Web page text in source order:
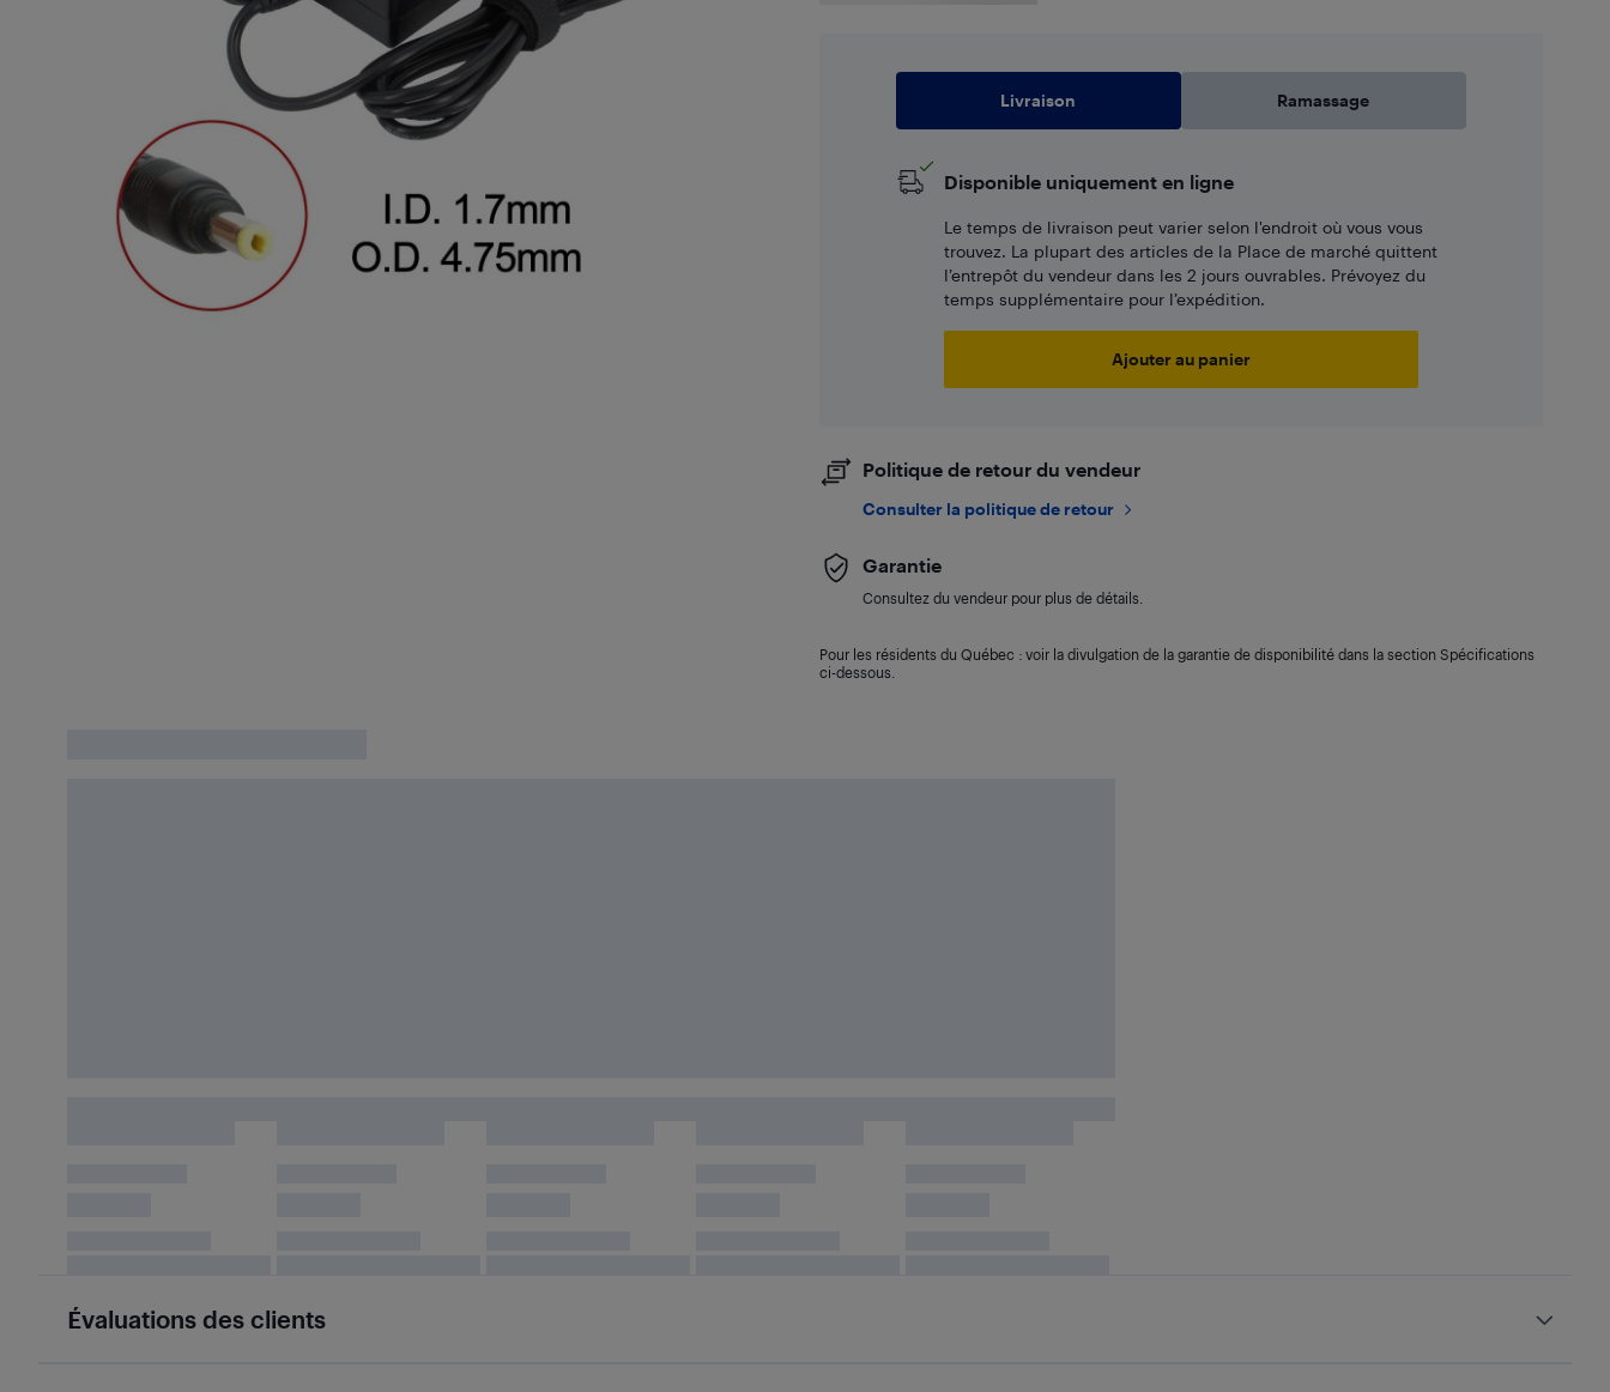
Livraison Ramassage
Disponible uniquement en ligne
Le temps de livraison peut varier selon l'endroit où vous vous
trouvez. La plupart des articles de la Place de marché quittent
l’entrepôt du vendeur dans les 2 jours ouvrables. Prévoyez du
temps supplémentaire pour l’expédition.
Ajouter au panier
Politique de retour du vendeur
Consulter la politique de retour
Garantie
Consultez du vendeur pour plus de détails.
Pour les résidents du Québec : voir la divulgation de la garantie de disponibilité dans la section Spécifications
ci-dessous.
Évaluations des clients